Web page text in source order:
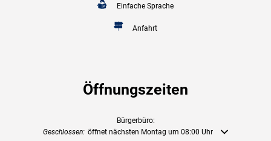
Einfache Sprache
Anfahrt
Öffnungszeiten
Bürgerbüro:
Klicken, um weitere Öffnungs- oder Schließzeiten auszublenden
Geschlossen: öffnet nächsten Montag um 08:00 Uhr